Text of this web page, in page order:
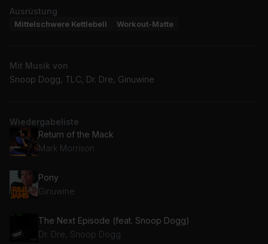
Ausrüstung
Mittelschwere Kettlebell Workout-Matte
Mit Musik von
Snoop Dogg, TLC, Dr. Dre, Ginuwine
Wiedergabeliste
Return of the Mack
Mark Morrison
Pony
Ginuwine
The Next Episode (feat. Snoop Dogg)
Dr. Dre, Snoop Dogg